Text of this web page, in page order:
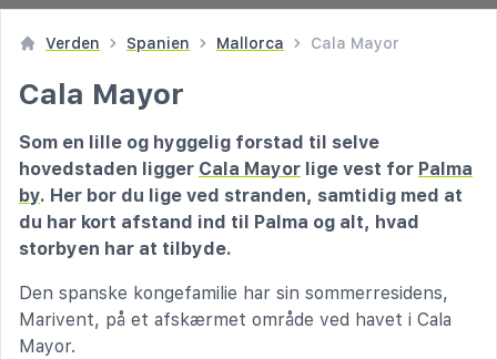
Verden Spanien Mallorca Cala Mayor
Cala Mayor
Som en lille og hyggelig forstad til selve
hovedstaden ligger Cala Mayor lige vest for Palma
by. Her bor du lige ved stranden, samtidig med at
du har kort afstand ind til Palma og alt, hvad
storbyen har at tilbyde.
Den spanske kongefamilie har sin sommerresidens,
Marivent, på et afskærmet område ved havet i Cala
Mayor.